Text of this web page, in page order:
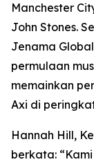
Manchester
John Stones.
Jenama
permulaan
memainkan
Axi di
Hannah Hill,
berkata: